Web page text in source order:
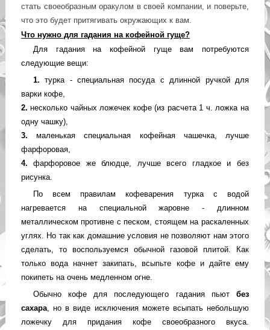
стать своеобразным оракулом в своей компании, и поверьте,
что это будет притягивать окружающих к вам.
Что нужно для гадания на кофейной гуще?
Для гадания на кофейной гуще вам потребуются
следующие вещи:
1. турка - специальная посуда с длинной ручкой для
варки кофе,
2. несколько чайных ложечек кофе (из расчета 1 ч. ложка на
одну чашку),
3. маленькая специальная кофейная чашечка, лучше
фарфоровая,
4. фарфоровое же блюдце, лучше всего гладкое и без
рисунка.
По всем правилам кофеварения турка с водой
нагревается на специальной жаровне - длинном
металлическом противне с песком, стоящем на раскаленных
углях. Но так как домашние условия не позволяют нам этого
сделать, то воспользуемся обычной газовой плитой. Как
только вода начнет закипать, всыпьте кофе и дайте ему
покипеть на очень медленном огне.
Обычно кофе для последующего гадания пьют без
сахара, но в виде исключения можете всыпать небольшую
ложечку для придания кофе своеобразного вкуса.